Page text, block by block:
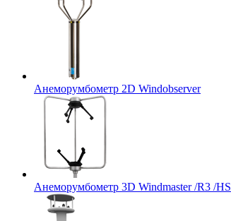
Анеморумбометр 2D Windobserver
Анеморумбометр 3D Windmaster /R3 /HS